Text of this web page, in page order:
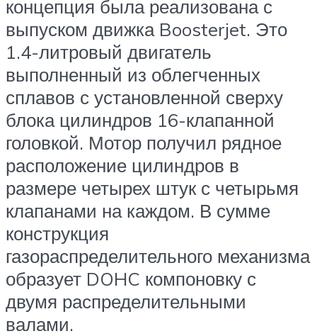
концепция была реализована с
выпуском движка Boosterjet. Это
1.4-литровый двигатель
выполненный из облегченных
сплавов с установленной сверху
блока цилиндров 16-клапанной
головкой. Мотор получил рядное
расположение цилиндров в
размере четырех штук с четырьмя
клапанами на каждом. В сумме
конструкция
газораспределительного механизма
образует DOHC компоновку с
двумя распределительными
валами.